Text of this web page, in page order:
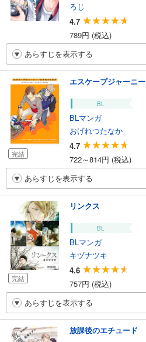
ろじ
4.7
789円 (税込)
あらすじを表示する
完結
エスケープジャーニー
BL
BLマンガ
おげれつたなか
4.7
722～814円 (税込)
あらすじを表示する
完結
リンクス
BL
BLマンガ
キヅナツキ
4.6
757円 (税込)
あらすじを表示する
放課後のエチュード